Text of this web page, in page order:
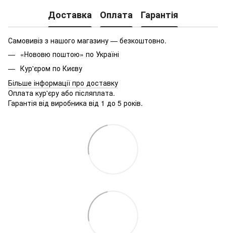
Доставка Оплата Гарантія
Самовивіз з нашого магазину — безкоштовно.
«Нововю поштою» по Україні
Кур'єром по Києву
Більше інформації про доставку
Оплата кур'єру або післяплата.
Гарантія від виробника від 1 до 5 років.